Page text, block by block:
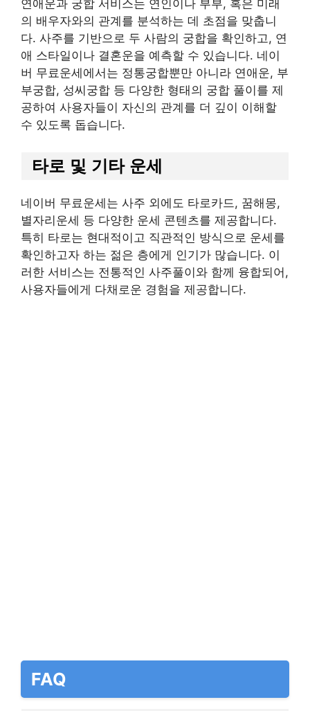
연애운과 궁합 서비스는 연인이나 부부, 혹은 미래
의 배우자와의 관계를 분석하는 데 초점을 맞춥니
다. 사주를 기반으로 두 사람의 궁합을 확인하고, 연
애 스타일이나 결혼운을 예측할 수 있습니다. 네이
버 무료운세에서는 정통궁합뿐만 아니라 연애운, 부
부궁합, 성씨궁합 등 다양한 형태의 궁합 풀이를 제
공하여 사용자들이 자신의 관계를 더 깊이 이해할
수 있도록 돕습니다.
타로 및 기타 운세
네이버 무료운세는 사주 외에도 타로카드, 꿈해몽,
별자리운세 등 다양한 운세 콘텐츠를 제공합니다.
특히 타로는 현대적이고 직관적인 방식으로 운세를
확인하고자 하는 젊은 층에게 인기가 많습니다. 이
러한 서비스는 전통적인 사주풀이와 함께 융합되어,
사용자들에게 다채로운 경험을 제공합니다.
FAQ